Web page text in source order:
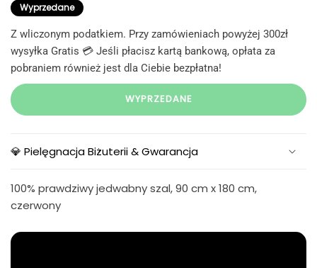
Wyprzedane
Z wliczonym podatkiem. Przy zamówieniach powyżej 300zł
wysyłka Gratis 💳 Jeśli płacisz kartą bankową, opłata za
pobraniem również jest dla Ciebie bezpłatna!
WYPRZEDANE
💎 Pielęgnacja Biżuterii & Gwarancja
100% prawdziwy jedwabny szal, 90 cm x 180 cm,
czerwony